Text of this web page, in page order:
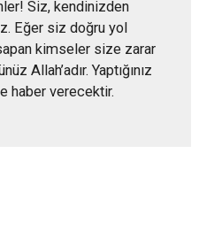
Siz, kendinizden
Eğer siz doğru yol
kimseler size zarar
Allah’adır. Yaptığınız
haber verecektir.